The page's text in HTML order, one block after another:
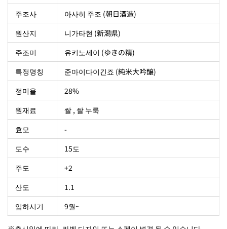
주조사
아사히 주조 (朝日酒造)
원산지
니가타현 (新潟県)
주조미
유키노세이 (ゆきの精)
특정명칭
준마이다이긴죠 (純米大吟醸)
정미율
28%
원재료
쌀 , 쌀 누룩
효모
-
도수
15도
주도
+2
산도
1.1
입하시기
9월~